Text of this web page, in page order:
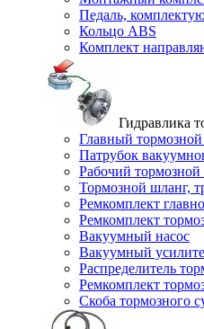
Педаль,
Кольцо ABS
Комплект
Гидравлика
Главный
Патрубок
Рабочий
Тормозной шланг,
Ремкомплект
Ремкомплект
Вакуумный насос
Вакуумный
Распределитель
Ремкомплект
Скоба тормозного